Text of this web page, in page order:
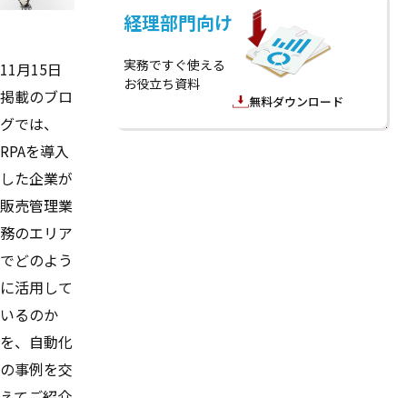
11月15日
掲載のブロ
グでは、
RPAを導入
した企業が
販売管理業
務のエリア
でどのよう
に活用して
いるのか
を、自動化
の事例を交
経理部門向け
実務ですぐ使える
お役立ち資料
無料ダウンロード